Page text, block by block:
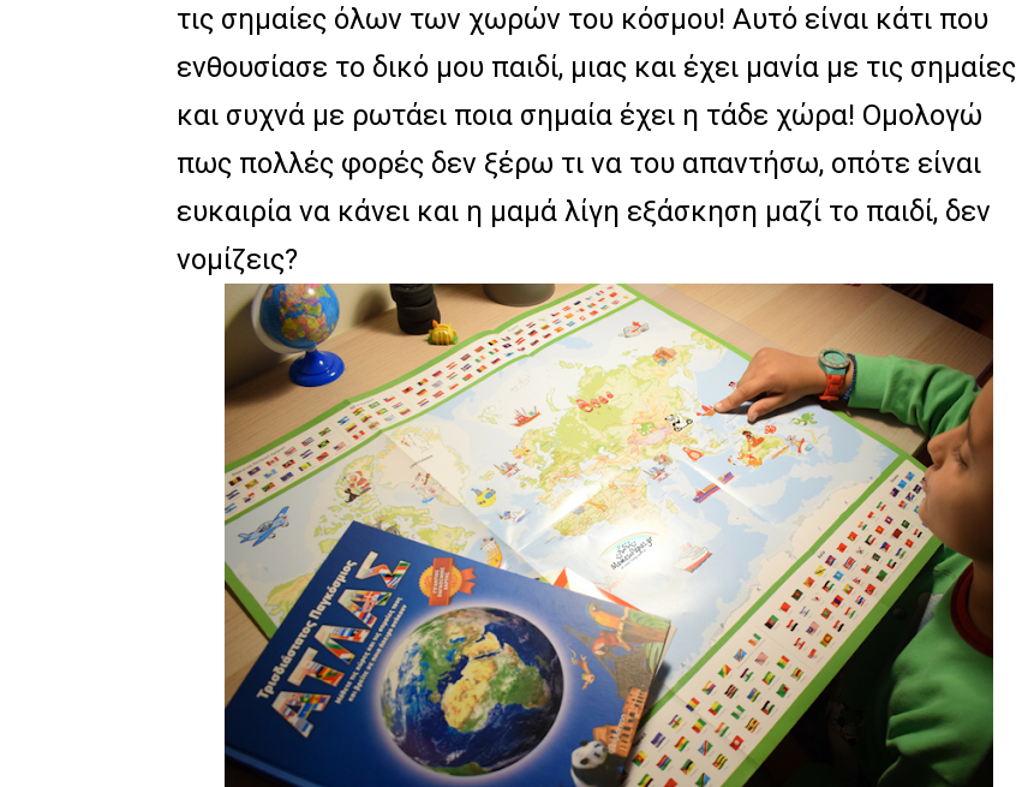
τις σημαίες όλων των χωρών του κόσμου! Αυτό είναι κάτι που
ενθουσίασε το δικό μου παιδί, μιας και έχει μανία με τις σημαίες
και συχνά με ρωτάει ποια σημαία έχει η τάδε χώρα! Ομολογώ
πως πολλές φορές δεν ξέρω τι να του απαντήσω, οπότε είναι
ευκαιρία να κάνει και η μαμά λίγη εξάσκηση μαζί το παιδί, δεν
νομίζεις?